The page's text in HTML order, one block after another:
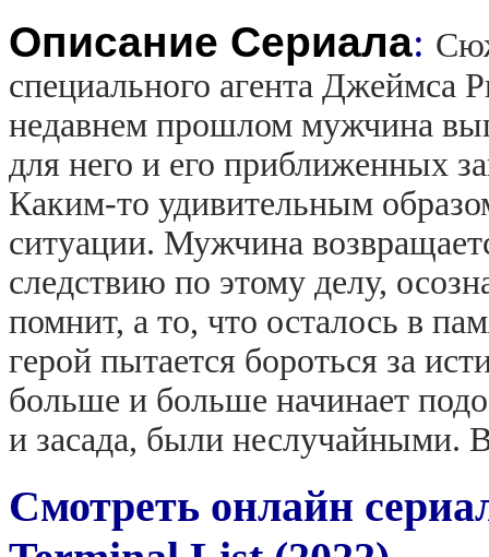
Описание Сериала:
специального агента Джеймса
недавнем прошлом мужчина
для него и его приближенных
Каким-то удивительным
ситуации. Мужчина
следствию по этому делу,
помнит, а то, что осталось в
герой пытается бороться за
больше и больше начинает
и засада, были неслучайными.
Смотреть онлайн